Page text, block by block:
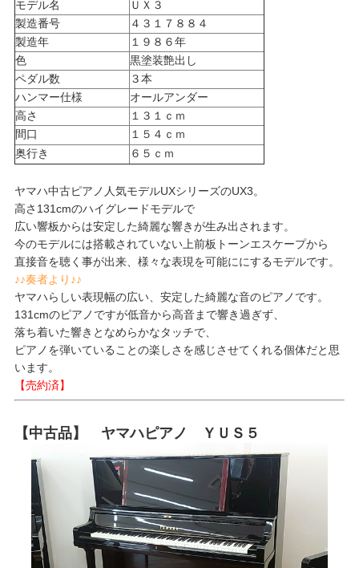
モデル名
ＵＸ３
製造番号
４３１７８８４
製造年
１９８６年
色
黒塗装艶出し
ペダル数
３本
ハンマー仕様
オールアンダー
高さ
１３１ｃｍ
間口
１５４ｃｍ
奥行き
６５ｃｍ
ヤマハ中古ピアノ人気モデルUXシリーズのUX3。
高さ131cmのハイグレードモデルで
広い響板からは安定した綺麗な響きが生み出されます。
今のモデルには搭載されていない上前板トーンエスケープから
直接音を聴く事が出来、様々な表現を可能ににするモデルです。
♪♪奏者より♪♪
ヤマハらしい表現幅の広い、安定した綺麗な音のピアノです。
131cmのピアノですが低音から高音まで響き過ぎず、
落ち着いた響きとなめらかなタッチで、
ピアノを弾いていることの楽しさを感じさせてくれる個体だと思
います。
【売約済】
【中古品】 ヤマハピアノ ＹＵＳ５